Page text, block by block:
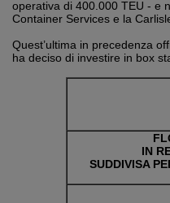
operativa di 400.000 TEU - e
Container Services e la
Quest’ultima in precedenza
ha deciso di investire in box
IN
SUDDIVISA